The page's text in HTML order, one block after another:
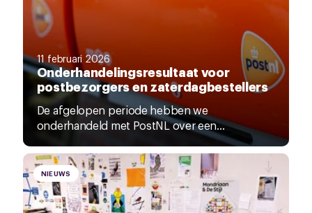
11 februari 2026
Onderhandelingsresultaat voor
postbezorgers en zaterdagbestellers
De afgelopen periode hebben we
onderhandeld met PostNL over een...
NIEUWS